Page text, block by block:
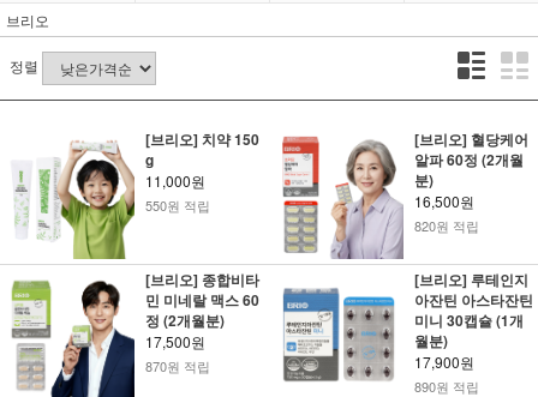
브리오
정렬
[브리오] 치약 150
g
11,000원
550원 적립
[브리오] 혈당케어
알파 60정 (2개월
분)
16,500원
820원 적립
[브리오] 종합비타
민 미네랄 맥스 60
정 (2개월분)
17,500원
870원 적립
[브리오] 루테인지
아잔틴 아스타잔틴
미니 30캡슐 (1개
월분)
17,900원
890원 적립